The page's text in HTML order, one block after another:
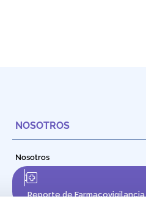
NOSOTROS
Nosotros
Reporte de Farmacovigilancia